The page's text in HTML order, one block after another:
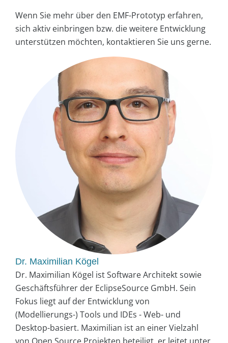
Wenn Sie mehr über den EMF-Prototyp erfahren,
sich aktiv einbringen bzw. die weitere Entwicklung
unterstützen möchten, kontaktieren Sie uns gerne.
Dr. Maximilian Kögel
Dr. Maximilian Kögel ist Software Architekt sowie
Geschäftsführer der EclipseSource GmbH. Sein
Fokus liegt auf der Entwicklung von
(Modellierungs-) Tools und IDEs - Web- und
Desktop-basiert. Maximilian ist an einer Vielzahl